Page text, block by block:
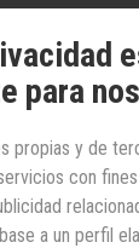
Digital
para
propias y de
con
a un perfil